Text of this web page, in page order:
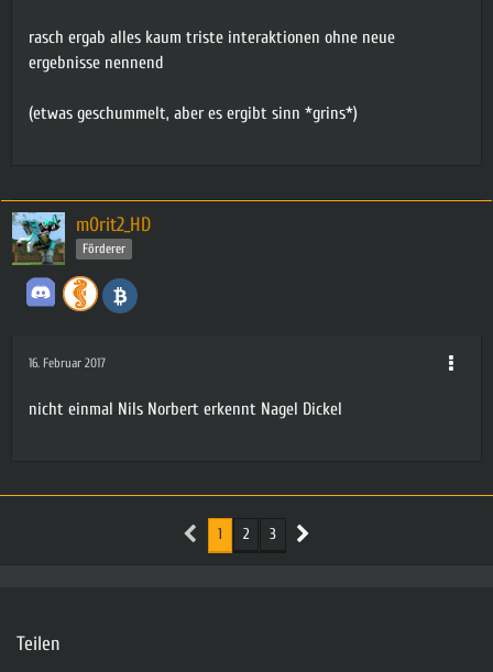
rasch ergab alles kaum triste interaktionen ohne neue
ergebnisse nennend
(etwas geschummelt, aber es ergibt sinn *grins*)
m0rit2_HD
Förderer
16. Februar 2017
nicht einmal Nils Norbert erkennt Nagel Dickel
1 2 3
Teilen